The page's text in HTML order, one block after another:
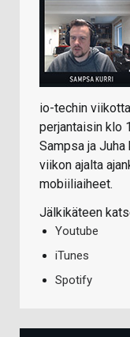
io-techin
perjantaisin klo
Sampsa ja
viikon ajalta
mobiiliaiheet.
Jälkikäteen
Youtube
iTunes
Spotify